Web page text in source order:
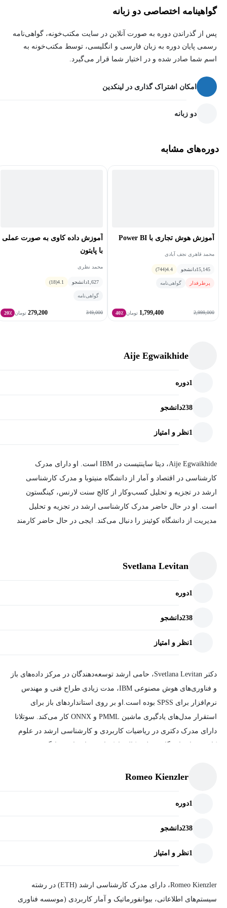
گواهینامه اختصاصی دو زبانه
پس از گذراندن دوره به صورت آنلاین در سایت مکتب‌خونه، گواهی‌نامه
رسمی پایان دوره به زبان فارسی و انگلیسی، توسط مکتب‌خونه به
اسم شما صادر شده و در اختیار شما قرار می‌گیرد.
امکان اشتراک گذاری در لینکدین
دو زبانه
دوره‌های مشابه
آموزش هوش تجاری با Power BI
محمد قاهری نجف آبادی
15,145دانشجو 4.4
(744)
پرطرفدار گواهی‌نامه
2,999,000
1,799,400 تومان 40٪
آموزش داده کاوی به صورت عملی
با پایتون
محمد نظری
1,627دانشجو 4.1
(18)
گواهی‌نامه
349,000
279,200 تومان 20٪
Aije Egwaikhide
1دوره
238دانشجو
1نظر و امتیاز
Aije Egwaikhide، دیتا ساینتیست در IBM است. او دارای مدرک
کارشناسی در اقتصاد و آمار از دانشگاه منیتوبا و مدرک کارشناسی
ارشد در تجزیه و تحلیل کسب‌وکار از کالج سنت لارنس، کینگستون
است. او در حال حاضر مدرک کارشناسی ارشد در تجزیه و تحلیل
مدیریت از دانشگاه کوئینز را دنبال می‌کند. ایجی در حال حاضر کارمند
معنا بخشیدن به داده‌ها برای مشتریان نفت و گاز آن‌ها از طریق آمار پایه
GBS ایجاد یک راه‌حل سفارشی یادگیری ماشین و آمار برای بهینه‌سازی
Svetlana Levitan
1دوره
238دانشجو
1نظر و امتیاز
دکتر Svetlana Levitan، حامی ارشد توسعه‌دهندگان در مرکز داده‌های باز
و فناوری‌های هوش مصنوعی IBM، مدت زیادی طراح فنی و مهندس
نرم‌افزار برای SPSS بوده است.او بر روی استانداردهای باز برای
استقرار مدل‌های یادگیری ماشین PMML و ONNX کار می‌کند. سوتلانا
دارای مدرک دکتری در ریاضیات کاربردی و کارشناسی ارشد در علوم
Romeo Kienzler
1دوره
238دانشجو
1نظر و امتیاز
Romeo Kienzler، دارای مدرک کارشناسی ارشد (ETH) در رشته
سیستم‌های اطلاعاتی، بیوانفورماتیک و آمار کاربردی (موسسه فناوری